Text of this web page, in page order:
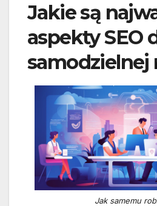
Jakie są
aspekty SEO
samodzielnej
Jak samemu